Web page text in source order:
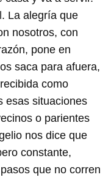
La alegría que
nosotros, con
pone en
saca para afuera,
como
esas situaciones
o parientes
nos dice que
constante,
que no corren